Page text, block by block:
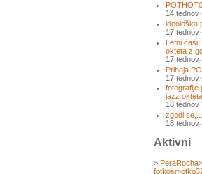
14 tednov
ideološka
17 tednov
Letni časi
okteta z
17 tednov
Prihaja
17 tednov
fotografije
jazz
18 tednov
zgodi se,...
18 tednov
Aktivni
> PeraRocha>